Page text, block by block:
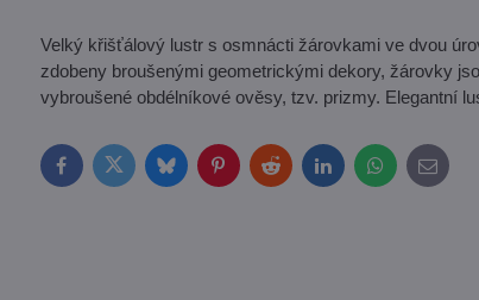
Velký křišťálový lustr s osmnácti žárovkami ve dvou
zdobeny broušenými geometrickými dekory, žárovky
vybroušené obdélníkové ověsy, tzv. prizmy. Elegantní
FacebookTwitterBlueskyPinterestRedditLinkedInWhatsApp
E-
mail